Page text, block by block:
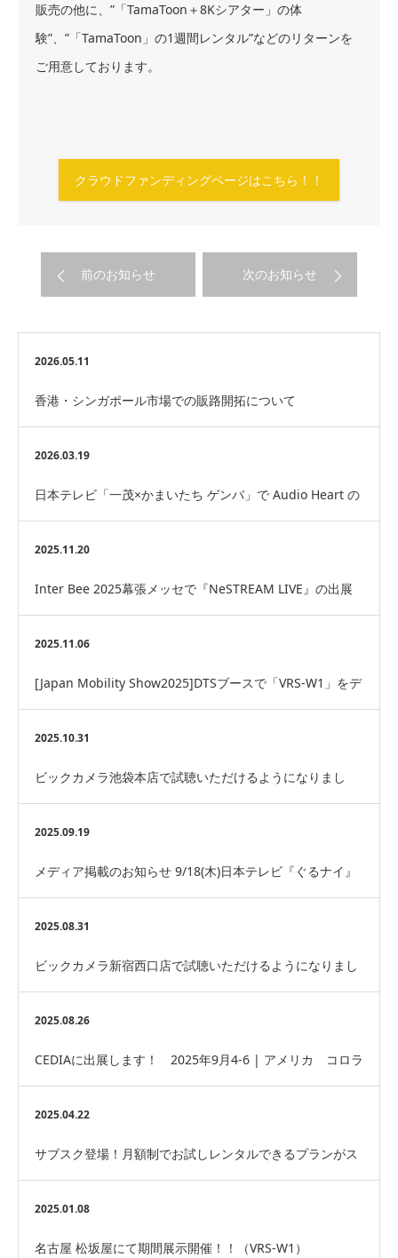
販売の他に、”「TamaToon＋8Kシアター」の体
験”、”「TamaToon」の1週間レンタル”などのリターンを
ご用意しております。
クラウドファンディングページはこちら！！
前のお知らせ 次のお知らせ
2026.05.11
香港・シンガポール市場での販路開拓について
2026.03.19
日本テレビ「一茂×かまいたち ゲンバ」で Audio Heart の
スピーカーが紹介予定です
2025.11.20
Inter Bee 2025幕張メッセで『NeSTREAM LIVE』の出展
にVRS-1を使用して頂…
2025.11.06
[Japan Mobility Show2025]DTSブースで「VRS-W1」をデ
モに採用いただい…
2025.10.31
ビックカメラ池袋本店で試聴いただけるようになりまし
た！(VRS-1)
2025.09.19
メディア掲載のお知らせ 9/18(木)日本テレビ『ぐるナイ』
2025.08.31
ビックカメラ新宿西口店で試聴いただけるようになりまし
た！(VRS-W1)
2025.08.26
CEDIAに出展します！ 2025年9月4-6 | アメリカ コロラ
ド州デンバー
2025.04.22
サブスク登場！月額制でお試しレンタルできるプランがス
タート！
2025.01.08
名古屋 松坂屋にて期間展示開催！！（VRS-W1）